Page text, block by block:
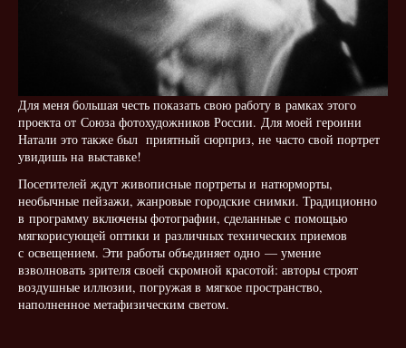
Для меня большая честь показать свою работу в рамках этого
проекта от Союза фотохудожников России. Для моей героини
Натали это также был приятный сюрприз, не часто свой портрет
увидишь на выставке!
Посетителей ждут живописные портреты и натюрморты,
необычные пейзажи, жанровые городские снимки. Традиционно
в программу включены фотографии, сделанные с помощью
мягкорисующей оптики и различных технических приемов
с освещением. Эти работы объединяет одно — умение
взволновать зрителя своей скромной красотой: авторы строят
воздушные иллюзии, погружая в мягкое пространство,
наполненное метафизическим светом.